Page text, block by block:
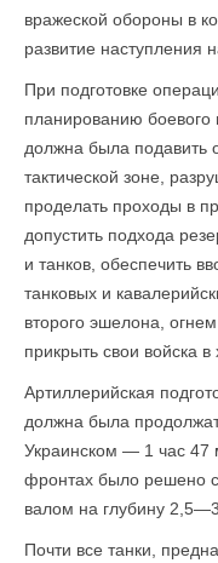
вражеской обороны в
развитие наступления
При подготовке
планированию боевого
должна была подавить
тактической зоне,
проделать проходы в
допустить подхода
и танков, обеспечить
танковых и
второго эшелона,
прикрыть свои войска
Артиллерийская
должна была
Украинском — 1 час 47
фронтах было решено
валом на глубину
Почти все танки,